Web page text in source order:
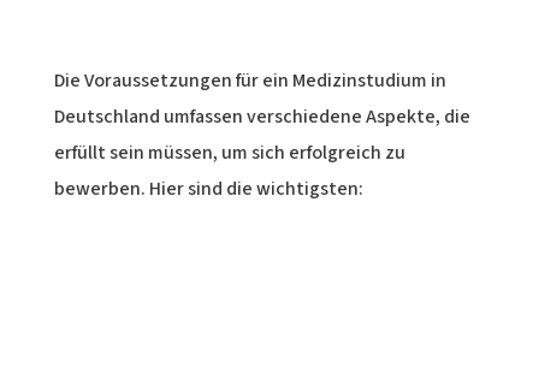
Die Voraussetzungen für ein Medizinstudium in
Deutschland umfassen verschiedene Aspekte, die
erfüllt sein müssen, um sich erfolgreich zu
bewerben. Hier sind die wichtigsten: